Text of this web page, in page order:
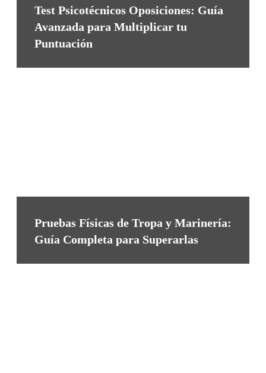
Test Psicotécnicos Oposiciones: Guía
Avanzada para Multiplicar tu
Puntuación
Pruebas Físicas de Tropa y Marinería:
Guía Completa para Superarlas